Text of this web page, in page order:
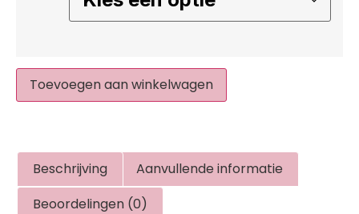
Toevoegen aan winkelwagen
Beschrijving
Aanvullende informatie
Beoordelingen (0)